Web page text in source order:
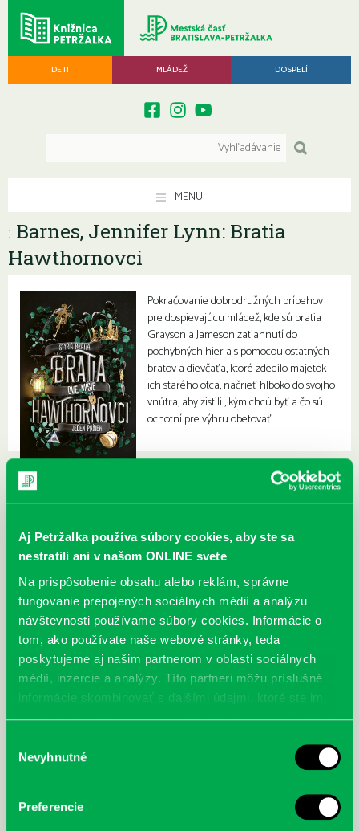
Aj Petržalka používa súbory cookies, aby ste sa
nestratili ani v našom ONLINE svete
Na prispôsobenie obsahu alebo reklám, správne
fungovanie prepojených sociálnych médií a analýzu
návštevnosti používame súbory cookies. Informácie o
tom, ako používate naše webové stránky, teda
poskytujeme aj našim partnerom v oblasti sociálnych
médií, inzercie a analýzy. Títo partneri môžu príslušné
informácie skombinovať s ďalšími údajmi, ktoré ste im
poskytli, alebo ktoré od vás získali, keď ste používali ich
súhlasu
Nevyhnutné
Preferencie
DETI MLÁDEŽ DOSPELÍ
MENU
: Barnes, Jennifer Lynn: Bratia
Hawthornovci
Pokračovanie dobrodružných príbehov
pre dospievajúcu mládež, kde sú bratia
Grayson a Jameson zatiahnutí do
pochybných hier a s pomocou ostatných
bratov a dievčaťa, ktoré zdedilo majetok
ich starého otca, načrieť hlboko do svojho
vnútra, aby zistili , kým chcú byť a čo sú
ochotní pre výhru obetovať.
cyklistu modernej doby: